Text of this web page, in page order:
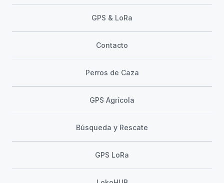
GPS & LoRa
Contacto
Perros de Caza
GPS Agrícola
Búsqueda y Rescate
GPS LoRa